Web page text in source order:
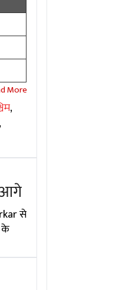
,
आगे
से
के